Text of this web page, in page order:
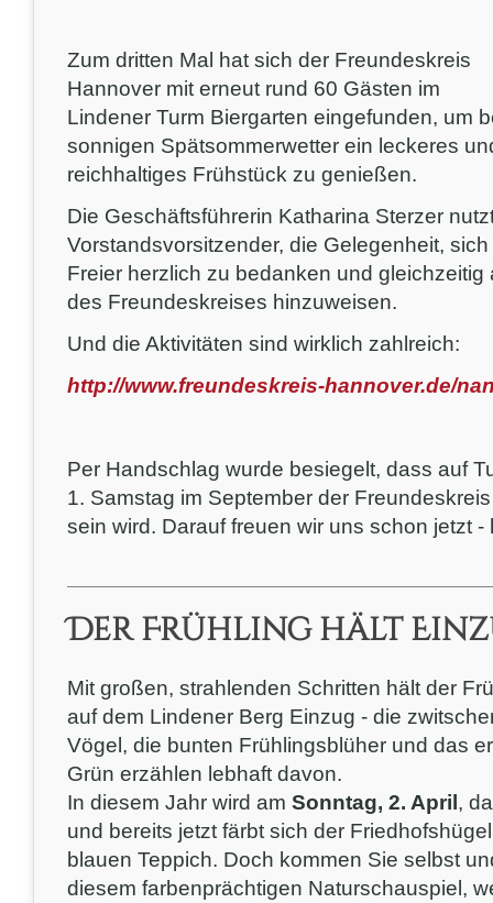
Zum dritten Mal hat sich der Freundeskreis
Hannover mit erneut rund 60 Gästen im
Lindener Turm Biergarten eingefunden, um
sonnigen Spätsommerwetter ein leckeres
reichhaltiges Frühstück zu genießen.
Die Geschäftsführerin Katharina Sterzer
Vorstandsvorsitzender, die Gelegenheit,
Freier herzlich zu bedanken und
des Freundeskreises hinzuweisen.
Und die Aktivitäten sind wirklich zahlreich:
http://www.freundeskreis-hannover.de/
Per Handschlag wurde besiegelt, dass auf
1. Samstag im September der
sein wird. Darauf freuen wir uns schon jetzt
Der Frühling hält
Mit großen, strahlenden Schritten hält der
auf dem Lindener Berg Einzug - die
Vögel, die bunten Frühlingsblüher und das
Grün erzählen lebhaft davon.
In diesem Jahr wird am Sonntag, 2. April,
und bereits jetzt färbt sich der
blauen Teppich. Doch kommen Sie selbst
diesem farbenprächtigen Naturschauspiel,